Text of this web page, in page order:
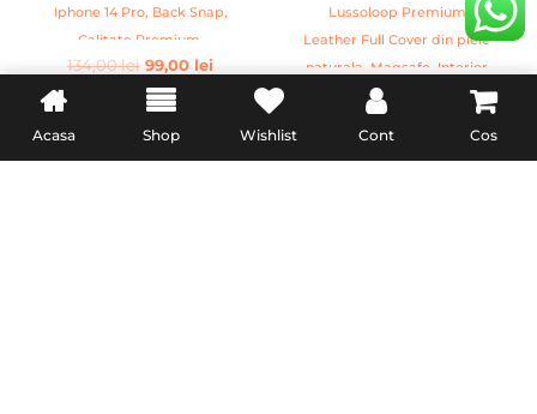
Iphone 14 Pro, Back Snap,
Calitate Premium,
Handmade, Rosu
134,00lei 99,00 lei
ADAUGĂ ÎN COȘ
Lussoloop Premium
Leather Full Cover din piele
naturala, Magsafe, Interior
Din Microfibra, Handmade,
154,00
ADAUGĂ ÎN COȘ
Acasa Shop Wishlist Cont Cos